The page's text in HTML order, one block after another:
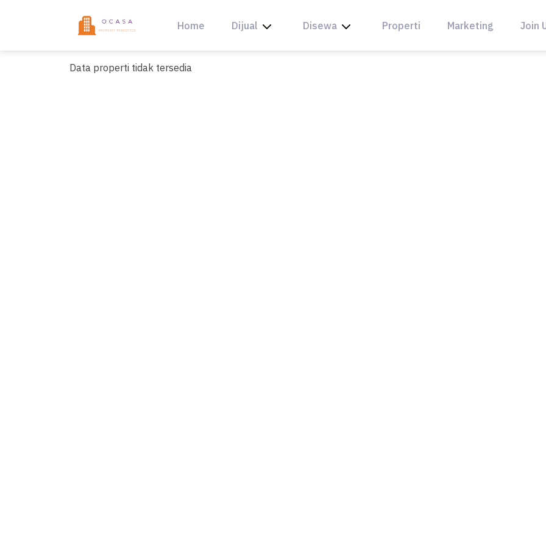
Home Dijual Disewa Properti Marketing Join
Data properti tidak tersedia